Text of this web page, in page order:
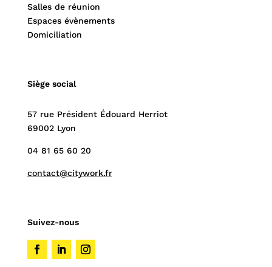
Salles de réunion
Espaces évènements
Domiciliation
Siège social
57 rue Président Édouard Herriot
69002 Lyon
04 81 65 60 20
contact@citywork.fr
Suivez-nous